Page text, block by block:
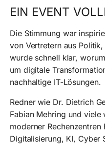
EIN EVENT
Die Stimmung war
von Vertretern aus
wurde schnell klar,
um digitale
nachhaltige IT-Lösungen.
Redner wie Dr. Dietrich
Fabian Mehring und
moderner
Digitalisierung, KI, Cyber